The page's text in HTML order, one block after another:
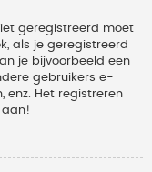
geregistreerd moet
als je geregistreerd
je bijvoorbeeld een
gebruikers e-
enz. Het registreren
aan!